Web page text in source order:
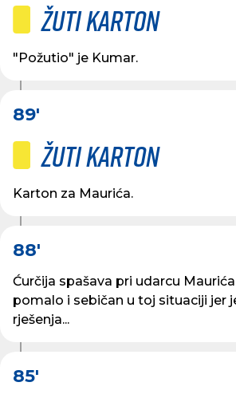
Žuti karton
"Požutio" je Kumar.
89'
Žuti karton
Karton za Maurića.
88'
Ćurčija spašava pri udarcu
pomalo i sebičan u toj situaciji jer
rješenja...
85'